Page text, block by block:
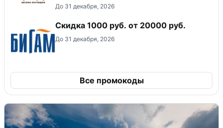
До 31 декабря, 2026
​Скидка 1000 руб. от 20000 руб.
До 31 декабря, 2026
Все промокоды